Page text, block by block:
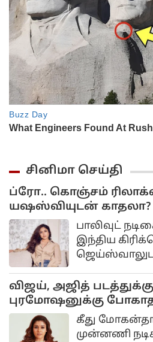
சினிமா செய்தி
ப்ரோ.. கொஞ்சம்
யஷஸ்வியுடன் காதலா?
கொடுத்த பதில்!
பாலிவுட்
இந்திய
விஜய், அஜித்
புரமோஷனுக்கு
படத்தில் மட்டும் ஆஜர்...
கீது
முன்னணி